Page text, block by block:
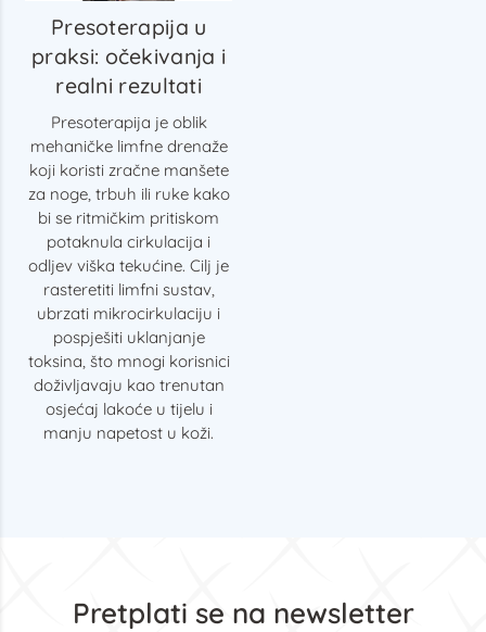
Presoterapija u
praksi: očekivanja i
realni rezultati
Presoterapija je oblik
mehaničke limfne drenaže
koji koristi zračne manšete
za noge, trbuh ili ruke kako
bi se ritmičkim pritiskom
potaknula cirkulacija i
odljev viška tekućine. Cilj je
rasteretiti limfni sustav,
ubrzati mikrocirkulaciju i
pospješiti uklanjanje
toksina, što mnogi korisnici
doživljavaju kao trenutan
osjećaj lakoće u tijelu i
manju napetost u koži.
Pretplati se na newsletter